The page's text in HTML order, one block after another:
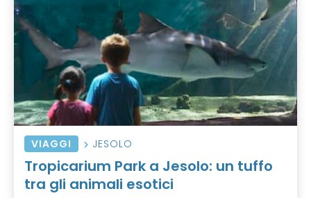
VIAGGI JESOLO
Tropicarium Park a Jesolo: un tuffo
tra gli animali esotici